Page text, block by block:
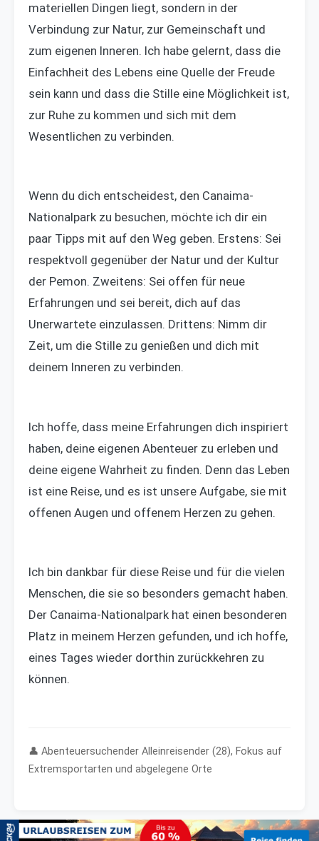
materiellen Dingen liegt, sondern in der
Verbindung zur Natur, zur Gemeinschaft und
zum eigenen Inneren. Ich habe gelernt, dass die
Einfachheit des Lebens eine Quelle der Freude
sein kann und dass die Stille eine Möglichkeit ist,
zur Ruhe zu kommen und sich mit dem
Wesentlichen zu verbinden.
Wenn du dich entscheidest, den Canaima-
Nationalpark zu besuchen, möchte ich dir ein
paar Tipps mit auf den Weg geben. Erstens: Sei
respektvoll gegenüber der Natur und der Kultur
der Pemon. Zweitens: Sei offen für neue
Erfahrungen und sei bereit, dich auf das
Unerwartete einzulassen. Drittens: Nimm dir
Zeit, um die Stille zu genießen und dich mit
deinem Inneren zu verbinden.
Ich hoffe, dass meine Erfahrungen dich inspiriert
haben, deine eigenen Abenteuer zu erleben und
deine eigene Wahrheit zu finden. Denn das Leben
ist eine Reise, und es ist unsere Aufgabe, sie mit
offenen Augen und offenem Herzen zu gehen.
Ich bin dankbar für diese Reise und für die vielen
Menschen, die sie so besonders gemacht haben.
Der Canaima-Nationalpark hat einen besonderen
Platz in meinem Herzen gefunden, und ich hoffe,
eines Tages wieder dorthin zurückkehren zu
können.
👤 Abenteuersuchender Alleinreisender (28), Fokus auf
Extremsportarten und abgelegene Orte